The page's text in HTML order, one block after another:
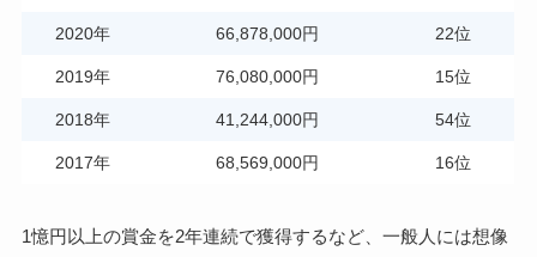
2020年 66,878,000円 22位
2019年 76,080,000円 15位
2018年 41,244,000円 54位
2017年 68,569,000円 16位
1憶円以上の賞金を2年連続で獲得するなど、一般人には想像